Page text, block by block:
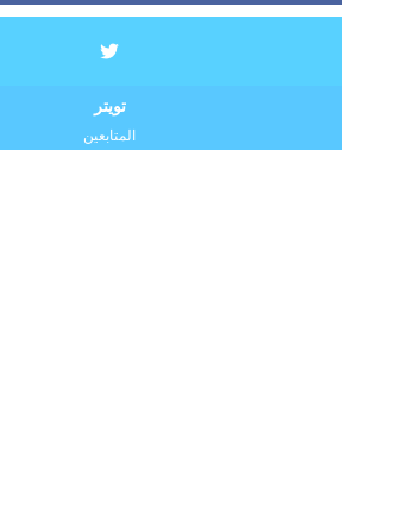
تويتر
المتابعين